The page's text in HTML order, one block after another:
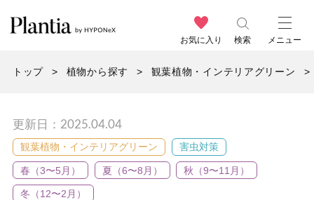
お気に入り 検索 メニュー
トップ 植物から探す 観葉植物・インテリアグリーン
更新日：2025.04.04
観葉植物・インテリアグリーン 害虫対策
春（3〜5月） 夏（6〜8月） 秋（9〜11月）
冬（12〜2月）